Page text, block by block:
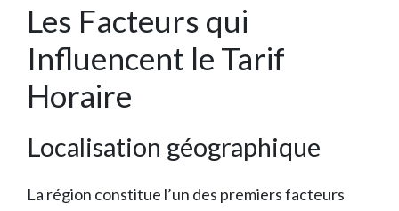
Les Facteurs qui
Influencent le Tarif
Horaire
Localisation géographique
La région constitue l’un des premiers facteurs